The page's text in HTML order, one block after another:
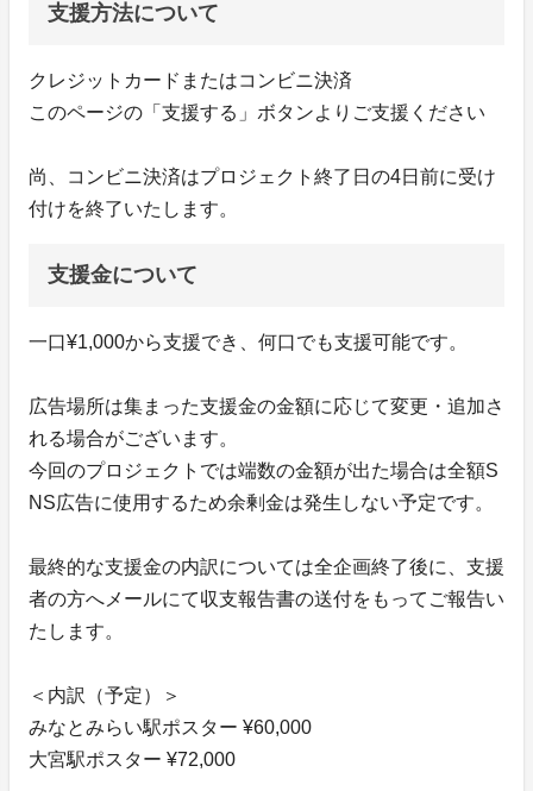
支援方法について
クレジットカードまたはコンビニ決済
このページの「支援する」ボタンよりご支援ください
尚、コンビニ決済はプロジェクト終了日の4日前に受け
付けを終了いたします。
支援金について
一口¥1,000から支援でき、何口でも支援可能です。
広告場所は集まった支援金の金額に応じて変更・追加さ
れる場合がございます。
今回のプロジェクトでは端数の金額が出た場合は全額S
NS広告に使用するため余剰金は発生しない予定です。
最終的な支援金の内訳については全企画終了後に、支援
者の方へメールにて収支報告書の送付をもってご報告い
たします。
＜内訳（予定）＞
みなとみらい駅ポスター ¥60,000
大宮駅ポスター ¥72,000